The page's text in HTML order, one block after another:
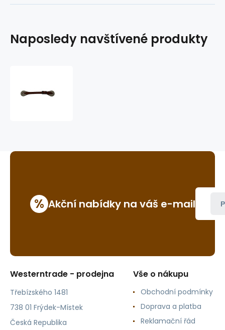
Naposledy navštívené produkty
% Akční nabídky na váš e-mail
Westerntrade - prodejna
Třebízského 1481
738 01 Frýdek-Místek
Česká Republika
Vše o nákupu
Obchodní podmínky
Doprava a platba
Reklamační řád